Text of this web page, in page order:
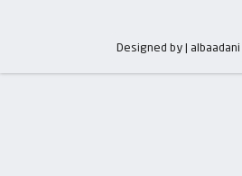
Designed by | albaadani